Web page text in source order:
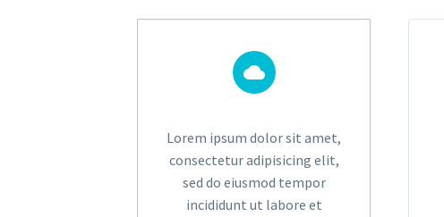
Lorem ipsum dolor sit amet,
consectetur adipisicing elit,
sed do eiusmod tempor
incididunt ut labore et